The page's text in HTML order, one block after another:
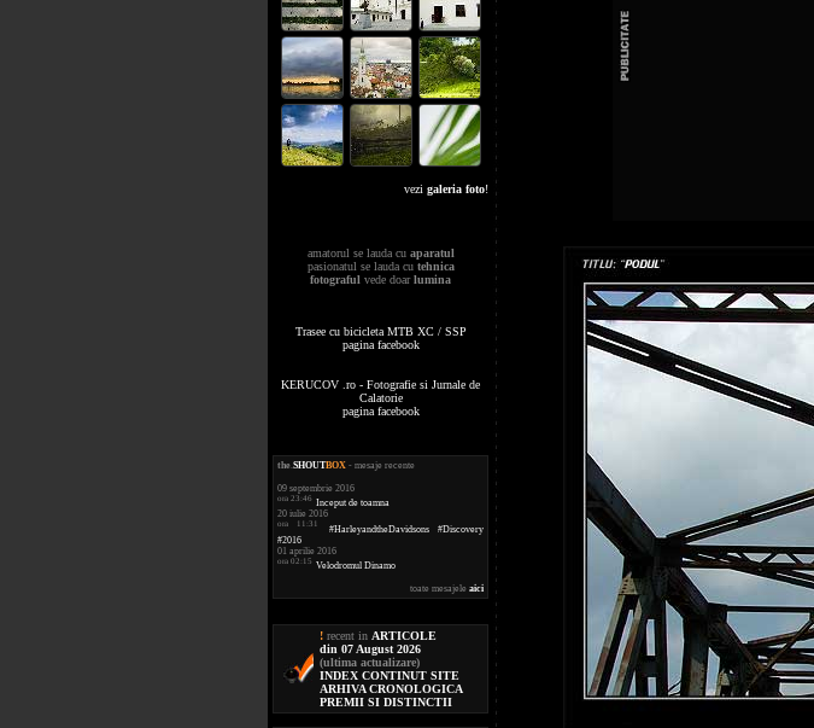
vezi galeria foto!
amatorul se lauda cu aparatul
pasionatul se lauda cu tehnica
fotograful vede doarlumina
Trasee cu bicicleta MTB XC / SSP
pagina facebook
KERUCOV .ro - Fotografie si Jurnale de
Calatorie
pagina facebook
the.SHOUTBOX - mesaje recente
09 septembrie 2016
ora 23:46 Inceput de toamna
20 iulie 2016
ora 11:31
#HarleyandtheDavidsons #Discovery
#2016
01 aprilie 2016
ora 02:15 Velodromul Dinamo
toate mesajele aici
! recent in ARTICOLE
din 07 August 2026
(ultima actualizare)
INDEX CONTINUT SITE
ARHIVA CRONOLOGICA
PREMII SI DISTINCTII